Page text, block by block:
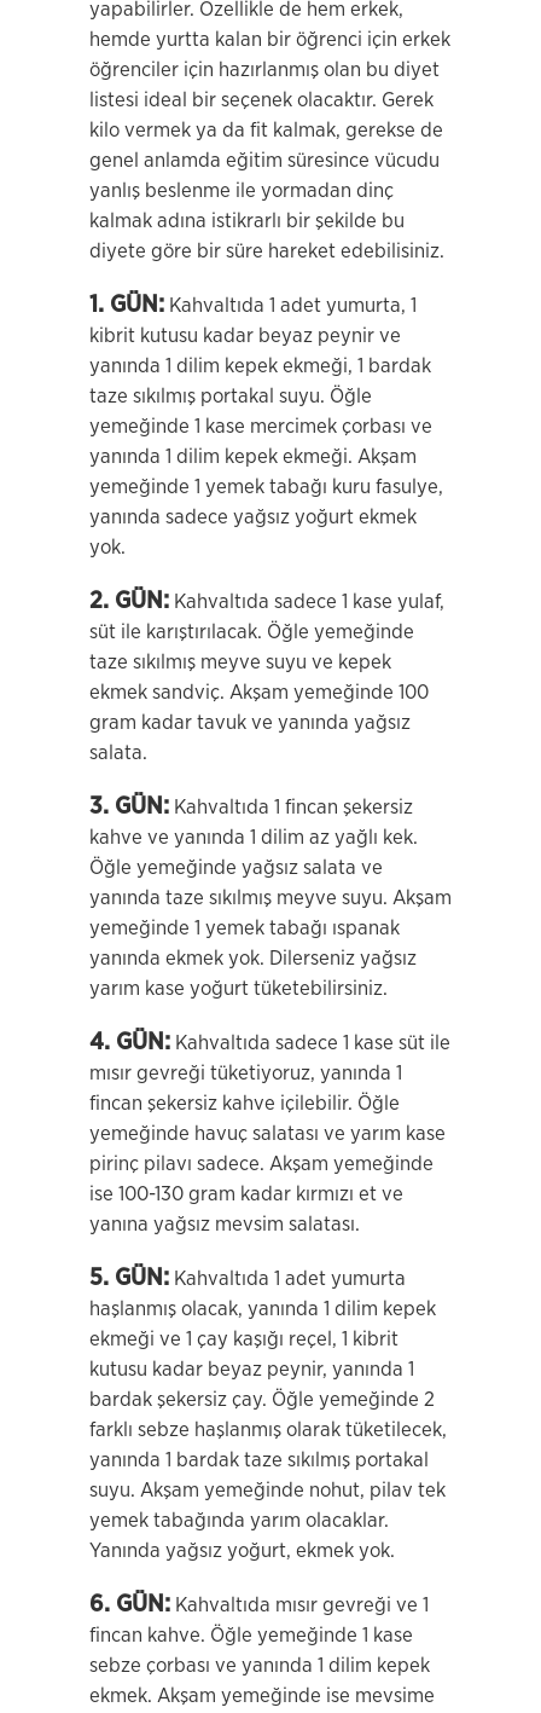
yapabilirler. Özellikle de hem erkek,
hemde yurtta kalan bir öğrenci için erkek
öğrenciler için hazırlanmış olan bu diyet
listesi ideal bir seçenek olacaktır. Gerek
kilo vermek ya da fit kalmak, gerekse de
genel anlamda eğitim süresince vücudu
yanlış beslenme ile yormadan dinç
kalmak adına istikrarlı bir şekilde bu
diyete göre bir süre hareket edebilisiniz.
1. GÜN: Kahvaltıda 1 adet yumurta, 1
kibrit kutusu kadar beyaz peynir ve
yanında 1 dilim kepek ekmeği, 1 bardak
taze sıkılmış portakal suyu. Öğle
yemeğinde 1 kase mercimek çorbası ve
yanında 1 dilim kepek ekmeği. Akşam
yemeğinde 1 yemek tabağı kuru fasulye,
yanında sadece yağsız yoğurt ekmek
yok.
2. GÜN: Kahvaltıda sadece 1 kase yulaf,
süt ile karıştırılacak. Öğle yemeğinde
taze sıkılmış meyve suyu ve kepek
ekmek sandviç. Akşam yemeğinde 100
gram kadar tavuk ve yanında yağsız
salata.
3. GÜN: Kahvaltıda 1 fincan şekersiz
kahve ve yanında 1 dilim az yağlı kek.
Öğle yemeğinde yağsız salata ve
yanında taze sıkılmış meyve suyu. Akşam
yemeğinde 1 yemek tabağı ıspanak
yanında ekmek yok. Dilerseniz yağsız
yarım kase yoğurt tüketebilirsiniz.
4. GÜN: Kahvaltıda sadece 1 kase süt ile
mısır gevreği tüketiyoruz, yanında 1
fincan şekersiz kahve içilebilir. Öğle
yemeğinde havuç salatası ve yarım kase
pirinç pilavı sadece. Akşam yemeğinde
ise 100-130 gram kadar kırmızı et ve
yanına yağsız mevsim salatası.
5. GÜN: Kahvaltıda 1 adet yumurta
haşlanmış olacak, yanında 1 dilim kepek
ekmeği ve 1 çay kaşığı reçel, 1 kibrit
kutusu kadar beyaz peynir, yanında 1
bardak şekersiz çay. Öğle yemeğinde 2
farklı sebze haşlanmış olarak tüketilecek,
yanında 1 bardak taze sıkılmış portakal
suyu. Akşam yemeğinde nohut, pilav tek
yemek tabağında yarım olacaklar.
Yanında yağsız yoğurt, ekmek yok.
6. GÜN: Kahvaltıda mısır gevreği ve 1
fincan kahve. Öğle yemeğinde 1 kase
sebze çorbası ve yanında 1 dilim kepek
ekmek. Akşam yemeğinde ise mevsime